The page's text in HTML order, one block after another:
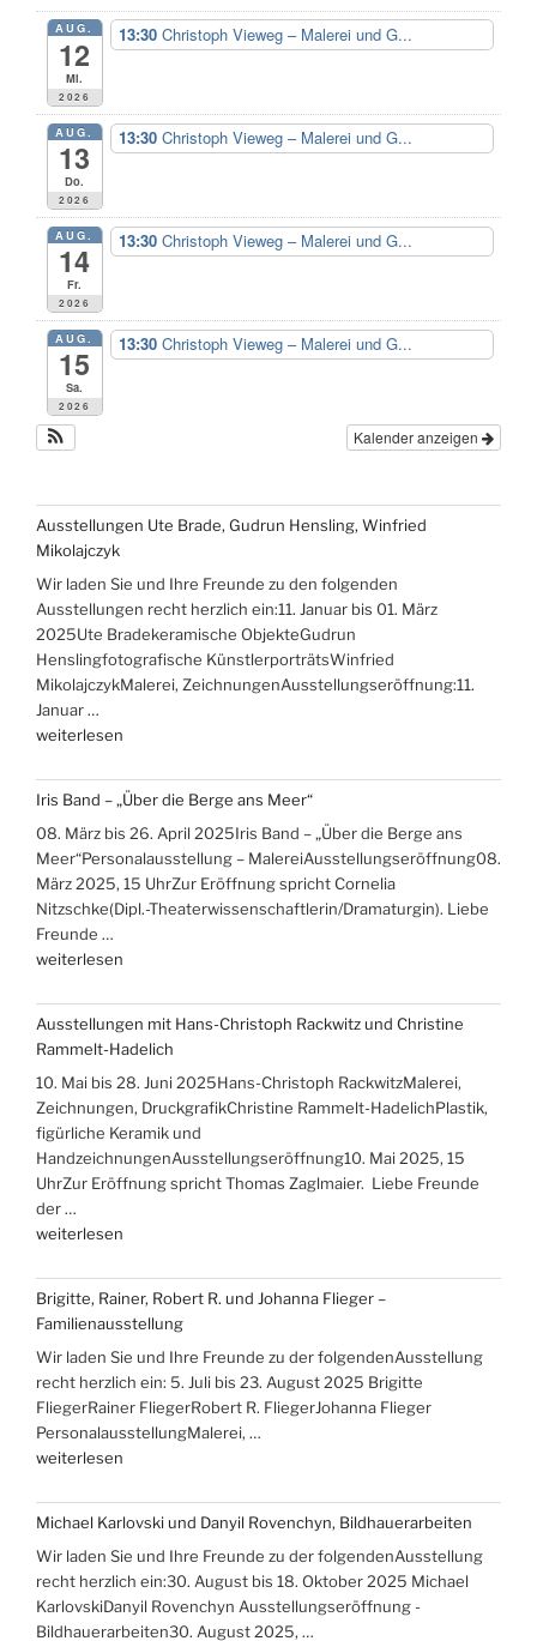
AUG.
12
Mi.
2026
13:30 Christoph Vieweg – Malerei und G...
AUG.
13
Do.
2026
13:30 Christoph Vieweg – Malerei und G...
AUG.
14
Fr.
2026
13:30 Christoph Vieweg – Malerei und G...
AUG.
15
Sa.
2026
13:30 Christoph Vieweg – Malerei und G...
Kalender anzeigen
Ausstellungen Ute Brade, Gudrun Hensling, Winfried
Mikolajczyk
Wir laden Sie und Ihre Freunde zu den folgenden
Ausstellungen recht herzlich ein:11. Januar bis 01. März
2025Ute Bradekeramische ObjekteGudrun
Henslingfotografische KünstlerporträtsWinfried
MikolajczykMalerei, ZeichnungenAusstellungseröffnung:11.
Januar …
„Ausstellungen
Brade,
Gudrun
Hensling,
Winfried
Mikolajczyk“
weiterlesen
Iris Band – „Über die Berge ans Meer“
08. März bis 26. April 2025Iris Band – „Über die Berge ans
Meer“Personalausstellung – MalereiAusstellungseröffnung08.
März 2025, 15 UhrZur Eröffnung spricht Cornelia
Nitzschke(Dipl.-Theaterwissenschaftlerin/Dramaturgin). Liebe
Freunde …
„Iris
–
„Über
die
Berge
ans
Meer““
weiterlesen
Ausstellungen mit Hans-Christoph Rackwitz und Christine
Rammelt-Hadelich
10. Mai bis 28. Juni 2025Hans-Christoph RackwitzMalerei,
Zeichnungen, DruckgrafikChristine Rammelt-HadelichPlastik,
figürliche Keramik und
HandzeichnungenAusstellungseröffnung10. Mai 2025, 15
UhrZur Eröffnung spricht Thomas Zaglmaier. Liebe Freunde
der …
„Ausstellungen
Hans-
Christoph
Rackwitz
und
Christine
Rammelt-
Hadelich“
weiterlesen
Brigitte, Rainer, Robert R. und Johanna Flieger –
Familienausstellung
Wir laden Sie und Ihre Freunde zu der folgendenAusstellung
recht herzlich ein: 5. Juli bis 23. August 2025 Brigitte
FliegerRainer FliegerRobert R. FliegerJohanna Flieger
PersonalausstellungMalerei, …
„Brigitte,
Robert
R.
und
Johanna
Flieger
–
weiterlesen
Michael Karlovski und Danyil Rovenchyn, Bildhauerarbeiten
Wir laden Sie und Ihre Freunde zu der folgendenAusstellung
recht herzlich ein:30. August bis 18. Oktober 2025 Michael
KarlovskiDanyil Rovenchyn Ausstellungseröffnung -
Bildhauerarbeiten30. August 2025, …